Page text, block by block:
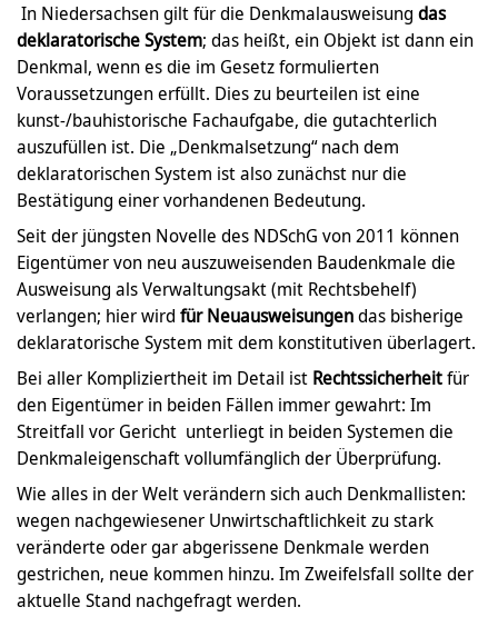
In Niedersachsen gilt für die Denkmalausweisung das
deklaratorische System; das heißt, ein Objekt ist dann ein
Denkmal, wenn es die im Gesetz formulierten
Voraussetzungen erfüllt. Dies zu beurteilen ist eine
kunst-/bauhistorische Fachaufgabe, die gutachterlich
auszufüllen ist. Die „Denkmalsetzung“ nach dem
deklaratorischen System ist also zunächst nur die
Bestätigung einer vorhandenen Bedeutung.
Seit der jüngsten Novelle des NDSchG von 2011 können
Eigentümer von neu auszuweisenden Baudenkmale die
Ausweisung als Verwaltungsakt (mit Rechtsbehelf)
verlangen; hier wird für Neuausweisungendas bisherige
deklaratorische System mit dem konstitutiven überlagert.
Bei aller Kompliziertheit im Detail ist Rechtssicherheitfür
den Eigentümer in beiden Fällen immer gewahrt: Im
Streitfall vor Gericht unterliegt in beiden Systemen die
Denkmaleigenschaft vollumfänglich der Überprüfung.
Wie alles in der Welt verändern sich auch Denkmallisten:
wegen nachgewiesener Unwirtschaftlichkeit zu stark
veränderte oder gar abgerissene Denkmale werden
gestrichen, neue kommen hinzu. Im Zweifelsfall sollte der
aktuelle Stand nachgefragt werden.